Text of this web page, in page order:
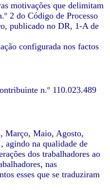
motivações que delimitam
2 do Código de Processo
publicado no DR, 1-A de
configurada nos factos
n.º 110.023.489
Março, Maio, Agosto,
agindo na qualidade de
dos trabalhadores ao
nas
esses que se traduziram